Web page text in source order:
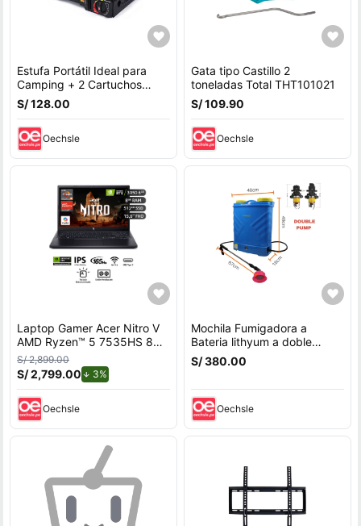
Estufa Portátil Ideal para
Camping + 2 Cartuchos
485ml
S/ 128.00
Oechsle
Gata tipo Castillo 2
toneladas Total THT101021
S/ 109.90
Oechsle
Laptop Gamer Acer Nitro V
AMD Ryzen™ 5 7535HS 8GB
RAM 512GB SSD 15.6"" RTX
3050.
S/ 2,899.00
S/ 2,799.00 3%
Oechsle
Mochila Fumigadora a
Bateria lithyum a doble
bomba
S/ 380.00
Oechsle